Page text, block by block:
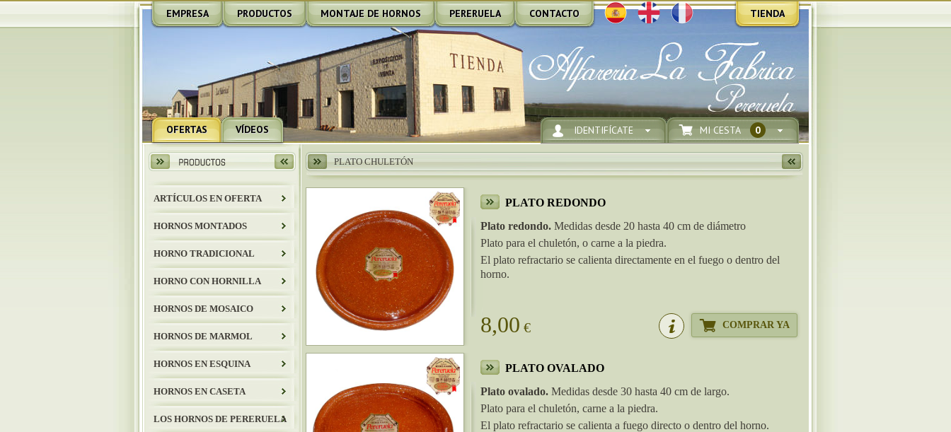
EMPRESA PRODUCTOS MONTAJE DE HORNOS PERERUELA CONTACTO TIENDA
OFERTAS VÍDEOS MI CESTA 0
IDENTIFÍCATE
ARTÍCULOS EN OFERTA
HORNOS MONTADOS
HORNO TRADICIONAL
HORNO CON HORNILLA
HORNOS DE MOSAICO
HORNOS DE MARMOL
HORNOS EN ESQUINA
HORNOS EN CASETA
LOS HORNOS DE PERERUELA
PLATO CHULETÓN
PLATO REDONDO
Plato redondo.Medidas desde 20 hasta 40 cm de diámetro
Plato para el chuletón, o carne a la piedra.
El plato refractario se calienta directamente en el fuego o dentro del
horno.
8,00 € COMPRAR YA
PLATO OVALADO
Plato ovalado. Medidas desde 30 hasta 40 cm de largo.
Plato para el chuletón, carne a la piedra.
El plato refractario se calienta a fuego directo o dentro del horno.